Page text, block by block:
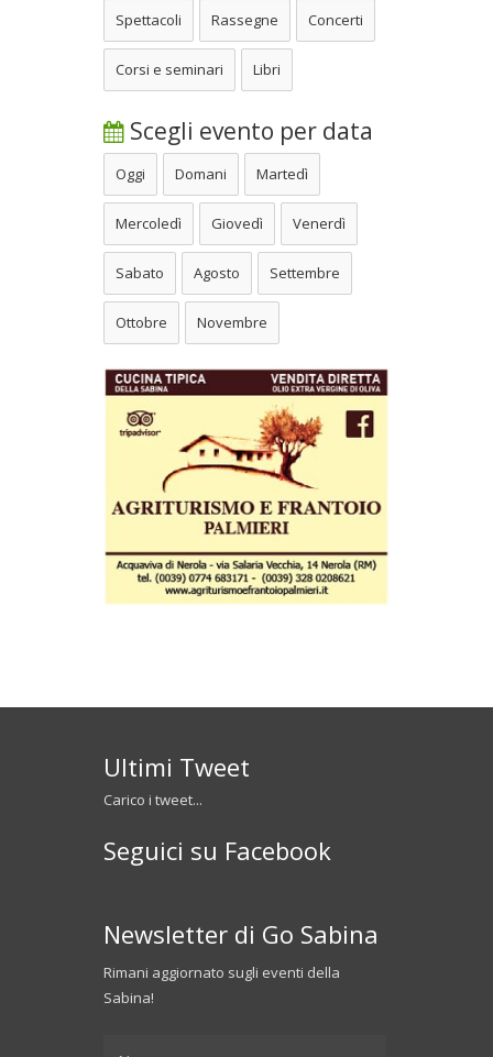
Spettacoli Rassegne Concerti
Corsi e seminari Libri
Scegli evento per data
Oggi Domani Martedì
Mercoledì Giovedì Venerdì
Sabato Agosto Settembre
Ottobre Novembre
Ultimi Tweet
Carico i tweet...
Seguici su Facebook
Newsletter di Go Sabina
Rimani aggiornato sugli eventi della
Sabina!